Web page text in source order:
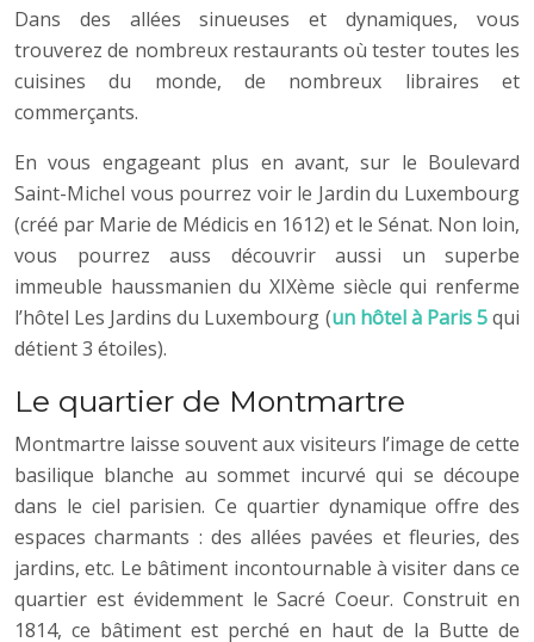
Dans des allées sinueuses et dynamiques, vous
trouverez de nombreux restaurants où tester toutes les
cuisines du monde, de nombreux libraires et
commerçants.
En vous engageant plus en avant, sur le Boulevard
Saint-Michel vous pourrez voir le Jardin du Luxembourg
(créé par Marie de Médicis en 1612) et le Sénat. Non loin,
vous pourrez auss découvrir aussi un superbe
immeuble haussmanien du XIXème siècle qui renferme
l’hôtel Les Jardins du Luxembourg (un hôtel à Paris 5qui
détient 3 étoiles).
Le quartier de Montmartre
Montmartre laisse souvent aux visiteurs l’image de cette
basilique blanche au sommet incurvé qui se découpe
dans le ciel parisien. Ce quartier dynamique offre des
espaces charmants : des allées pavées et fleuries, des
jardins, etc. Le bâtiment incontournable à visiter dans ce
quartier est évidemment le Sacré Coeur. Construit en
1814, ce bâtiment est perché en haut de la Butte de